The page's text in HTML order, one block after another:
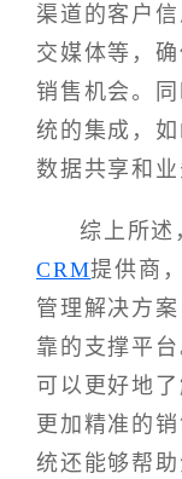
渠道的客户
交媒体等，
销售机会。
统的集成，
数据共享和业
综上所述
CRM提供商
管理解决方
靠的支撑平
可以更好地
更加精准的
统还能够帮